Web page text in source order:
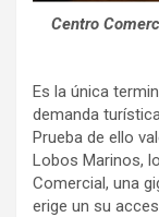
Centro
Es la única
demanda
Prueba de ello
Lobos Marinos,
Comercial, una
erige un su